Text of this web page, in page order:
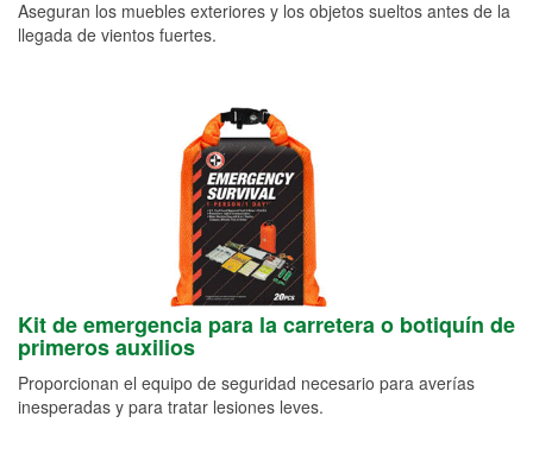
Aseguran los muebles exteriores y los objetos sueltos antes de la
llegada de vientos fuertes.
Kit de emergencia para la carretera o botiquín de
primeros auxilios
Proporcionan el equipo de seguridad necesario para averías
inesperadas y para tratar lesiones leves.